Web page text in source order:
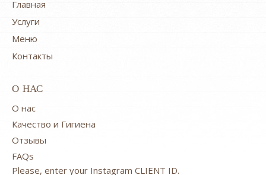
Главная
Услуги
Меню
Контакты
О НАС
O нас
Качество и Гигиена
Отзывы
FAQs
Please, enter your Instagram CLIENT ID.